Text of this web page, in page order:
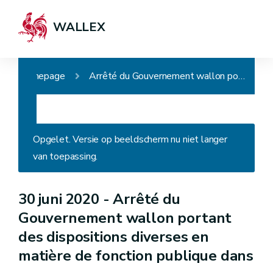
WALLEX
Homepage Arrêté du Gouvernement wallon portant des dispositions diverses en matière de fonction publique dans le contexte de la reprise des activités suite à la pandémie de COVID-19
Opgelet. Versie op beeldscherm nu niet langer
van toepassing.
30 juni 2020 -Arrêté du
Gouvernement wallon portant
des dispositions diverses en
matière de fonction publique dans